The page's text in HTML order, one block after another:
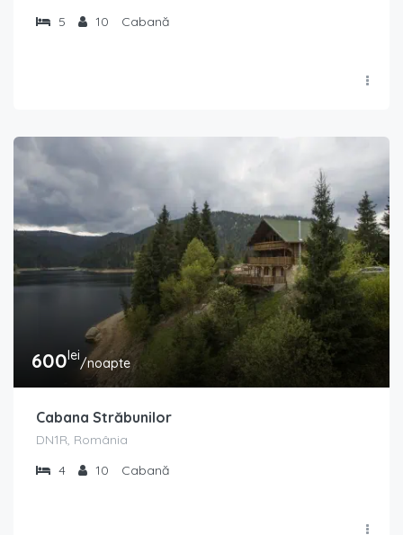
5
10 Cabană
600lei/noapte
Cabana Străbunilor
DN1R, România
4
10 Cabană